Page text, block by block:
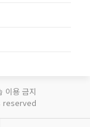
이용 금지
reserved